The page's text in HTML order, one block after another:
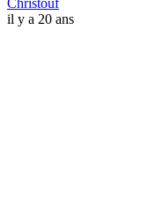
Christouf
il y a 20 ans